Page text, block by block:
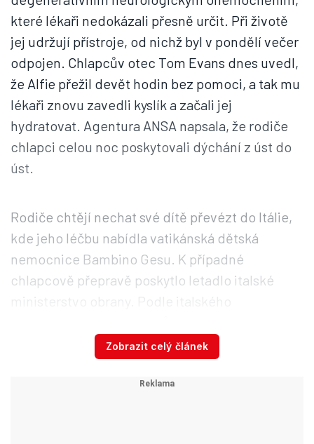
které lékaři nedokázali přesně určit. Při životě
jej udržují přístroje, od nichž byl v pondělí večer
odpojen. Chlapcův otec Tom Evans dnes uvedl,
že Alfie přežil devět hodin bez pomoci, a tak mu
lékaři znovu zavedli kyslík a začali jej
hydratovat. Agentura ANSA napsala, že rodiče
chlapci celou noc poskytovali dýchání z úst do
úst.
Rodiče chtějí nechat své dítě převézt do Itálie,
kde jeho léčbu nabídla vatikánská dětská
nemocnice Bambino Gesu. K případné
chlapcově přepravě poskytlo letadlo italské
během několika minut.Zobrazit celý článek